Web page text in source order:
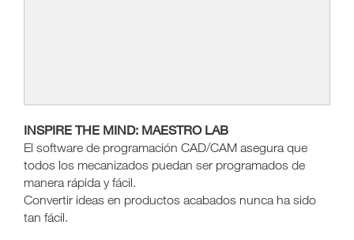
INSPIRE THE MIND: MAESTRO LAB
El software de programación CAD/CAM asegura que
todos los mecanizados puedan ser programados de
manera rápida y fácil.
Convertir ideas en productos acabados nunca ha sido
tan fácil.